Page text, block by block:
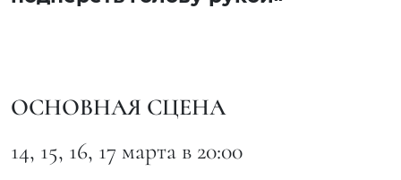
ОСНОВНАЯ СЦЕНА
14, 15, 16, 17 марта в 20:00